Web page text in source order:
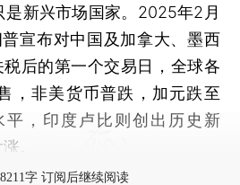
新兴市场国家。2025年2月
宣布对中国及加拿大、墨西
后的第一个交易日，全球各
，非美货币普跌，加元跌至
，印度卢比则创出历史新
。
字 订阅后继续阅读